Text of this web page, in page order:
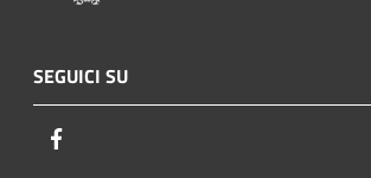
SEGUICI SU